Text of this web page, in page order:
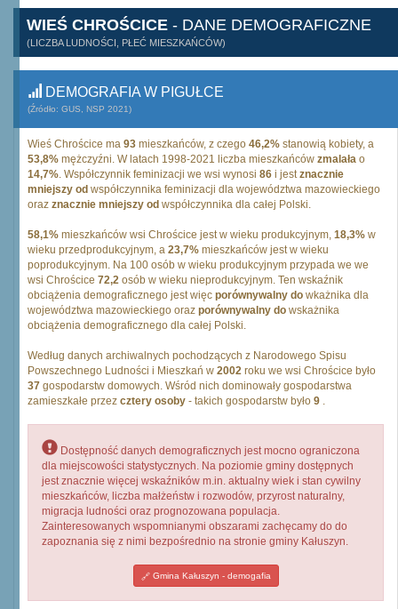
WIEŚ CHROŚCICE - DANE DEMOGRAFICZNE
(LICZBA LUDNOŚCI, PŁEĆ MIESZKAŃCÓW)
DEMOGRAFIA W PIGUŁCE
(Źródło: GUS, NSP 2021)
Wieś Chrościce ma 93 mieszkańców, z czego 46,2% stanowią kobiety, a
53,8% mężczyźni. W latach 1998-2021 liczba mieszkańców zmalała o
14,7%. Współczynnik feminizacji we wsi wynosi 86 i jestznacznie
mniejszy od współczynnika feminizacji dla województwa mazowieckiego
oraz znacznie mniejszy od współczynnika dla całej Polski.
58,1% mieszkańców wsi Chrościce jest w wieku produkcyjnym, 18,3% w
wieku przedprodukcyjnym, a 23,7% mieszkańców jest w wieku
poprodukcyjnym. Na 100 osób w wieku produkcyjnym przypada we we
wsi Chrościce 72,2 osób w wieku nieprodukcyjnym. Ten wskaźnik
obciążenia demograficznego jest więc porównywalny do wkażnika dla
województwa mazowieckiego oraz porównywalny do wskażnika
obciążenia demograficznego dla całej Polski.
Według danych archiwalnych pochodzących z Narodowego Spisu
Powszechnego Ludności i Mieszkań w 2002 roku we wsi Chrościce było
37 gospodarstw domowych. Wśród nich dominowały gospodarstwa
zamieszkałe przez cztery osoby - takich gospodarstw było 9 .
Dostępność danych demograficznych jest mocno ograniczona
dla miejscowości statystycznych. Na poziomie gminy dostępnych
jest znacznie więcej wskaźników m.in. aktualny wiek i stan cywilny
mieszkańców, liczba małżeństw i rozwodów, przyrost naturalny,
migracja ludności oraz prognozowana populacja.
Zainteresowanych wspomnianymi obszarami zachęcamy do do
zapoznania się z nimi bezpośrednio na stronie gminy Kałuszyn.
Gmina Kałuszyn - demogafia